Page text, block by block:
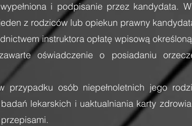
i podpisanie przez kandydata.
z rodziców lub opiekun prawny
instruktora opłatę wpisową
oświadczenie o posiadaniu
przypadku osób niepełnoletnich jego
lekarskich i uaktualniania karty